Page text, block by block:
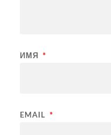
ИМЯ *
EMAIL *